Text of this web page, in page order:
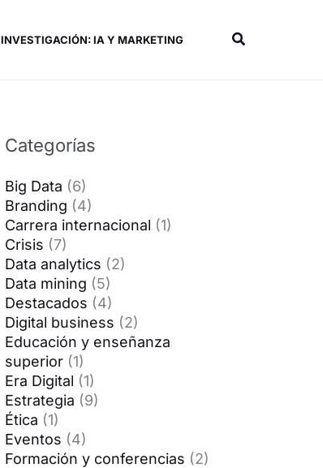
INVESTIGACIÓN: IA Y MARKETING Buscar
Categorías
Big Data (6)
Branding (4)
Carrera internacional (1)
Crisis (7)
Data analytics (2)
Data mining (5)
Destacados (4)
Digital business (2)
Educación y enseñanza
superior (1)
Era Digital (1)
Estrategia (9)
Ética (1)
Eventos (4)
Formación y conferencias (2)